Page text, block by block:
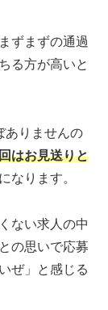
ずまずの通過
る方が高いと
ありませんの
はお見送りと
なります。
ない求人の中
の思いで応募
ぜ」と感じる